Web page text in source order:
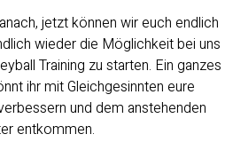
jetzt können wir euch endlich
wieder die Möglichkeit bei uns
Training zu starten. Ein ganzes
ihr mit Gleichgesinnten eure
und dem anstehenden
entkommen.